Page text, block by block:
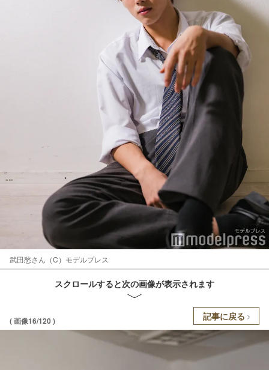
武田愁さん（C）モデルプレス
スクロールすると次の画像が表示されます
( 画像16/120 ) 記事に戻る